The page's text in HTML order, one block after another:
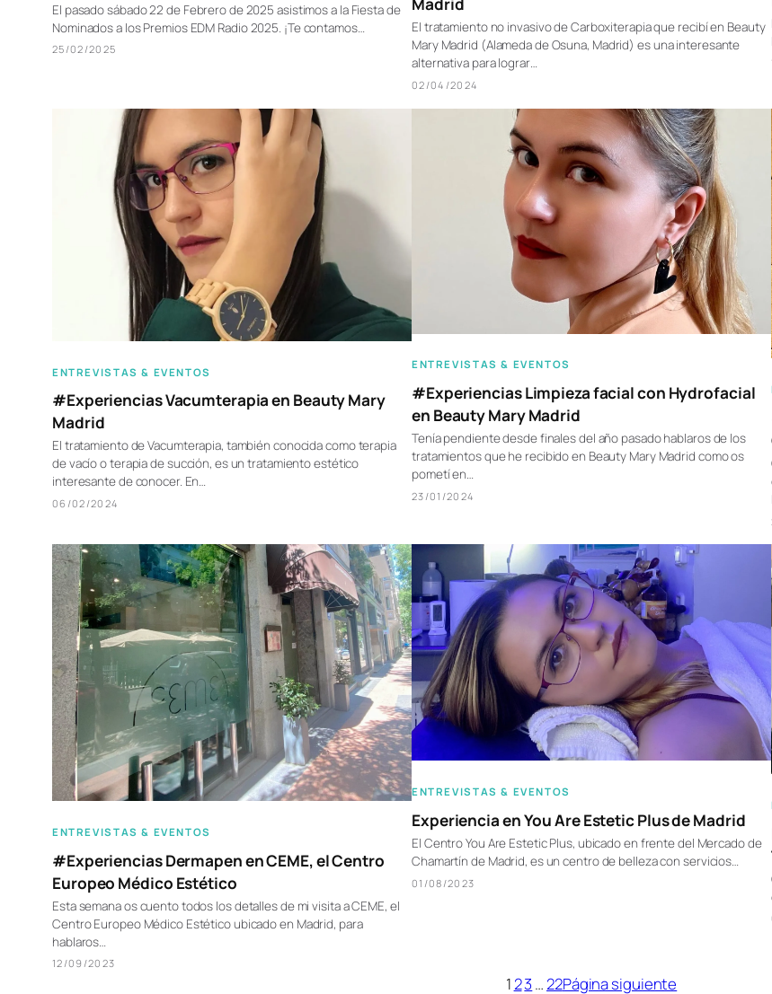
El pasado sábado 22 de Febrero de 2025 asistimos a la Fiesta de
Nominados a los Premios EDM Radio 2025. ¡Te contamos…
25/02/2025
Madrid
El tratamiento no invasivo de Carboxiterapia que recibí en Beauty
Mary Madrid (Alameda de Osuna, Madrid) es una interesante
alternativa para lograr…
02/04/2024
ENTREVISTAS & EVENTOS
#Experiencias Vacumterapia en Beauty Mary
Madrid
El tratamiento de Vacumterapia, también conocida como terapia
de vacío o terapia de succión, es un tratamiento estético
interesante de conocer. En…
06/02/2024
ENTREVISTAS & EVENTOS
#Experiencias Limpieza facial con Hydrofacial
en Beauty Mary Madrid
Tenía pendiente desde finales del año pasado hablaros de los
tratamientos que he recibido en Beauty Mary Madrid como os
pometí en…
23/01/2024
ENTREVISTAS & EVENTOS
#Experiencias Dermapen en CEME, el Centro
Europeo Médico Estético
Esta semana os cuento todos los detalles de mi visita a CEME, el
Centro Europeo Médico Estético ubicado en Madrid, para
hablaros…
12/09/2023
ENTREVISTAS & EVENTOS
Experiencia en You Are Estetic Plus de Madrid
El Centro You Are Estetic Plus, ubicado en frente del Mercado de
Chamartín de Madrid, es un centro de belleza con servicios…
01/08/2023
123 …22Página siguiente